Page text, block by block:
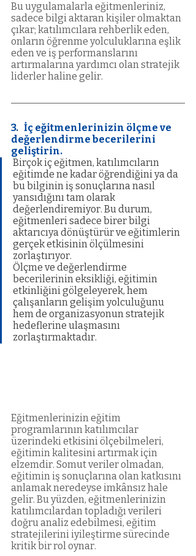
Bu uygulamalarla eğitmenleriniz,
sadece bilgi aktaran kişiler olmaktan
çıkar; katılımcılara rehberlik eden,
onların öğrenme yolculuklarına eşlik
eden ve iş performanslarını
artırmalarına yardımcı olan stratejik
liderler haline gelir.
3.   İç eğitmenlerinizin ölçme ve
değerlendirme becerilerini
geliştirin.
Birçok iç eğitmen, katılımcıların
eğitimde ne kadar öğrendiğini ya da
bu bilginin iş sonuçlarına nasıl
yansıdığını tam olarak
değerlendiremiyor. Bu durum,
eğitmenleri sadece birer bilgi
aktarıcıya dönüştürür ve eğitimlerin
gerçek etkisinin ölçülmesini
zorlaştırıyor.
Ölçme ve değerlendirme
becerilerinin eksikliği, eğitimin
etkinliğini gölgeleyerek, hem
çalışanların gelişim yolculuğunu
hem de organizasyonun stratejik
hedeflerine ulaşmasını
zorlaştırmaktadır.
Eğitmenlerinizin eğitim
programlarının katılımcılar
üzerindeki etkisini ölçebilmeleri,
eğitimin kalitesini artırmak için
elzemdir. Somut veriler olmadan,
eğitimin iş sonuçlarına olan katkısını
anlamak neredeyse imkânsız hale
gelir. Bu yüzden, eğitmenlerinizin
katılımcılardan topladığı verileri
doğru analiz edebilmesi, eğitim
stratejilerini iyileştirme sürecinde
kritik bir rol oynar.